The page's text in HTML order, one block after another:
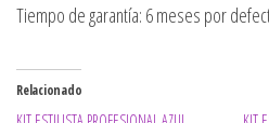
Tiempo de garantía: 6 meses por
Relacionado